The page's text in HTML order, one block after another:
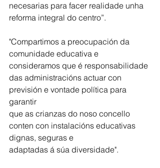
necesarias para facer realidade unha
reforma integral do centro”.
"Compartimos a preocupación da
comunidade educativa e
consideramos que é responsabilidade
das administracións actuar con
previsión e vontade política para
garantir
que as crianzas do noso concello
conten con instalacións educativas
dignas, seguras e
adaptadas á súa diversidade".